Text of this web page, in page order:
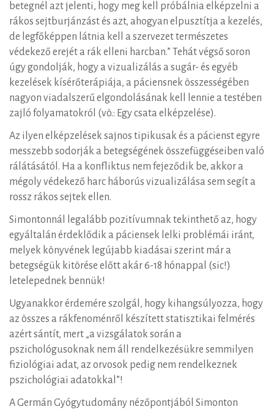
betegnél azt jelenti, hogy meg kell próbálnia elképzelni a
rákos sejtburjánzást és azt, ahogyan elpusztítja a kezelés,
de legfőképpen látnia kell a szervezet természetes
védekező erejét a rák elleni harcban.” Tehát végső soron
úgy gondolják, hogy a vizualizálás a sugár- és egyéb
kezelések kísérőterápiája, a páciensnek összességében
nagyon viadalszerű elgondolásának kell lennie a testében
zajló folyamatokról (vö.: Egy csata elképzelése).
Az ilyen elképzelések sajnos tipikusak és a pácienst egyre
messzebb sodorják a betegségének összefüggéseiben való
rálátásától. Ha a konfliktus nem fejeződik be, akkor a
mégoly védekező harc háborús vizualizálása sem segít a
rossz rákos sejtek ellen.
Simontonnál legalább pozitívumnak tekinthető az, hogy
egyáltalán érdeklődik a páciensek lelki problémái iránt,
melyek könyvének legújabb kiadásai szerint már a
betegségük kitörése előtt akár 6-18 hónappal (sic!)
letelepednek bennük!
Ugyanakkor érdemére szolgál, hogy kihangsúlyozza, hogy
az összes a rákfenoménről készített statisztikai felmérés
azért sántít, mert „a vizsgálatok során a
pszichológusoknak nem áll rendelkezésükre semmilyen
fiziológiai adat, az orvosok pedig nem rendelkeznek
pszichológiai adatokkal”!
A Germán Gyógytudomány nézőpontjából Simonton